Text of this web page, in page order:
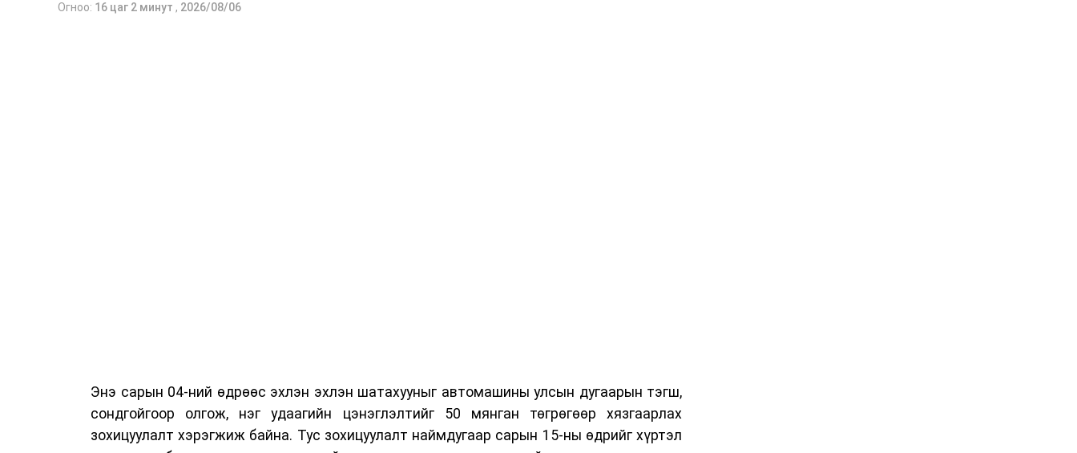
Огноо: 16 цаг 2 минут , 2026/08/06
Энэ сарын 04-ний өдрөөс эхлэн эхлэн шатахууныг автомашины улсын дугаарын тэгш,
сондгойгоор олгож, нэг удаагийн цэнэглэлтийг 50 мянган төгрөгөөр хязгаарлах
зохицуулалт хэрэгжиж байна. Тус зохицуулалт наймдугаар сарын 15-ны өдрийг хүртэл